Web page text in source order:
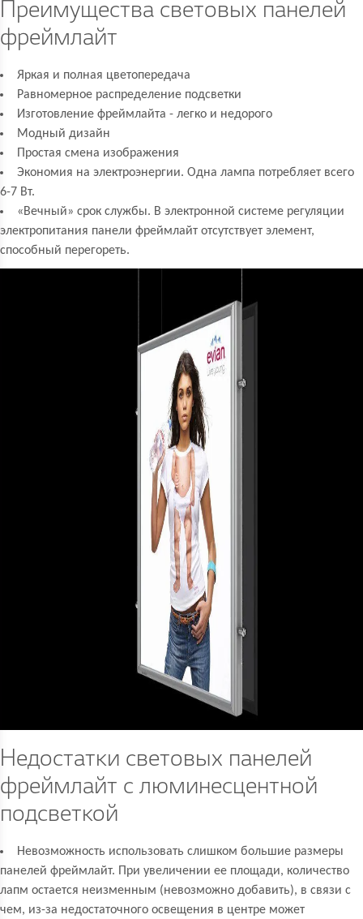
Преимущества световых панелей
фреймлайт
Яркая и полная цветопередача
Равномерное распределение подсветки
Изготовление фреймлайта - легко и недорого
Модный дизайн
Простая смена изображения
Экономия на электроэнергии. Одна лампа потребляет всего
6-7 Вт.
«Вечный» срок службы. В электронной системе регуляции
электропитания панели фреймлайт отсутствует элемент,
способный перегореть.
Недостатки световых панелей
фреймлайт с люминесцентной
подсветкой
Невозможность использовать слишком большие размеры
панелей фреймлайт. При увеличении ее площади, количество
лапм остается неизменным (невозможно добавить), в связи с
чем, из-за недостаточного освещения в центре может